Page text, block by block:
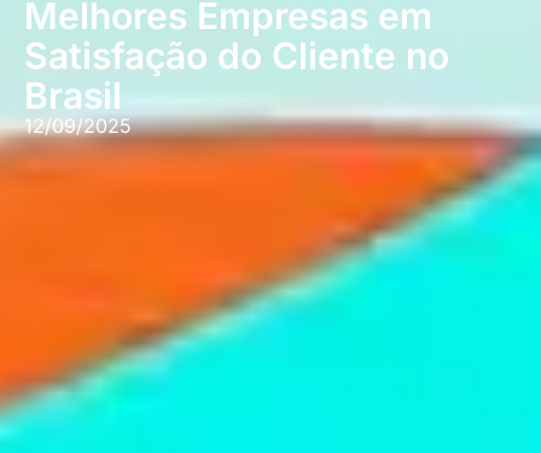
Melhores Empresas em
Satisfação do Cliente no
Brasil
12/09/2025